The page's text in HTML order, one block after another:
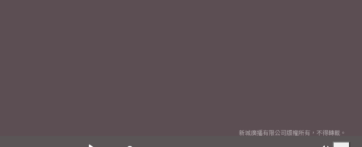
新城廣播有限公司版權所有，不得轉載。
2026© Metro Broadcast Corporation Limited. All rights reserved.